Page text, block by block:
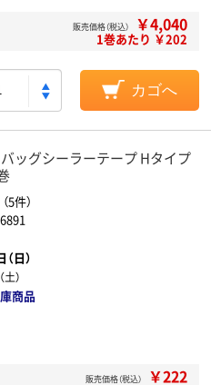
販売価格（税込） ￥4,040
1巻あたり ￥202
カゴへ
ッグシーラーテープ Hタイプ
（5件）
日）
）
商品
販売価格（税込） ￥222